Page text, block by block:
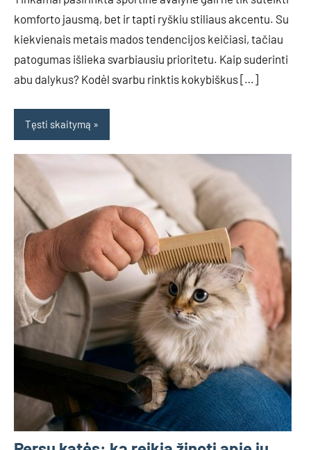
komforto jausmą, bet ir tapti ryškiu stiliaus akcentu. Su
kiekvienais metais mados tendencijos keičiasi, tačiau
patogumas išlieka svarbiausiu prioritetu. Kaip suderinti
abu dalykus? Kodėl svarbu rinktis kokybiškus […]
Tęsti skaitymą